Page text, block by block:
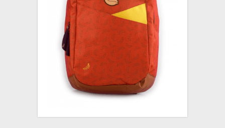
TCG & BOARDGAME HUB
VÝKUP HER (BAZAR)